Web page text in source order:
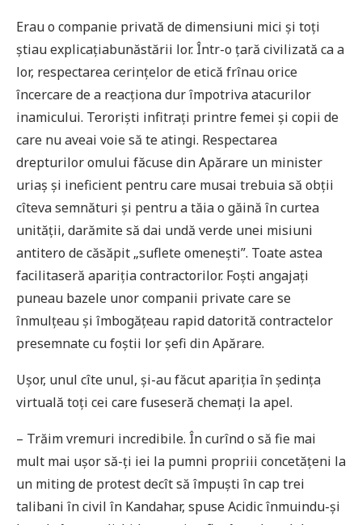
Erau o companie privată de dimensiuni mici și toți
știau explicațiabunăstării lor. Într-o țară civilizată ca a
lor, respectarea cerințelor de etică frînau orice
încercare de a reacționa dur împotriva atacurilor
inamicului. Teroriști infitrați printre femei și copii de
care nu aveai voie să te atingi. Respectarea
drepturilor omului făcuse din Apărare un minister
uriaș și ineficient pentru care musai trebuia să obții
cîteva semnături și pentru a tăia o găină în curtea
unității, darămite să dai undă verde unei misiuni
antitero de căsăpit „suflete omenești”. Toate astea
facilitaseră apariția contractorilor. Foști angajați
puneau bazele unor companii private care se
înmulțeau și îmbogățeau rapid datorită contractelor
presemnate cu foștii lor șefi din Apărare.
Ușor, unul cîte unul, și-au făcut apariția în ședința
virtuală toți cei care fuseseră chemați la apel.
– Trăim vremuri incredibile. În curînd o să fie mai
mult mai ușor să-ți iei la pumni propriii concetățeni la
un miting de protest decît să împuști în cap trei
talibani în civil în Kandahar, spuse Acidic înmuindu-și